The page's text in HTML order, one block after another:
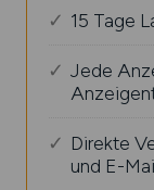
15 Tage
Jede
Direkte
und E-